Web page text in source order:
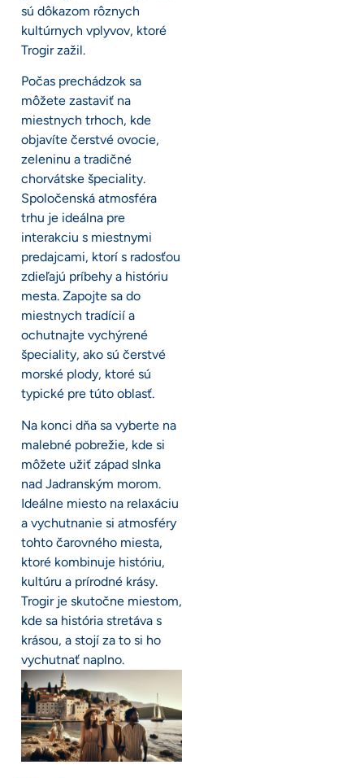
sú dôkazom rôznych
kultúrnych vplyvov, ktoré
Trogir zažil.
Počas prechádzok sa
môžete zastaviť na
miestnych trhoch, kde
objavíte čerstvé ovocie,
zeleninu a tradičné
chorvátske špeciality.
Spoločenská atmosféra
trhu je ideálna pre
interakciu s miestnymi
predajcami, ktorí s radosťou
zdieľajú príbehy a históriu
mesta. Zapojte sa do
miestnych tradícií a
ochutnajte vychýrené
špeciality, ako sú čerstvé
morské plody, ktoré sú
typické pre túto oblasť.
Na konci dňa sa vyberte na
malebné pobrežie, kde si
môžete užiť západ slnka
nad Jadranským morom.
Ideálne miesto na relaxáciu
a vychutnanie si atmosféry
tohto čarovného miesta,
ktoré kombinuje históriu,
kultúru a prírodné krásy.
Trogir je skutočne miestom,
kde sa história stretáva s
krásou, a stojí za to si ho
vychutnať naplno.